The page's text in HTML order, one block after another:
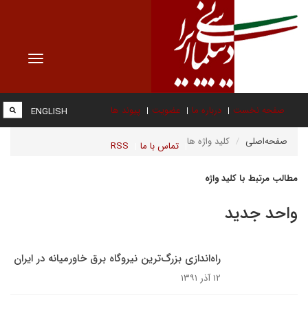
Toggle
صفحه نخست درباره ما عضویت پیوند ها
تماس با ما RSS
ENGLISH
صفحه‌اصلی کلید واژه ها
مطالب مرتبط با کلید واژه
واحد جدید
راه‌اندازی بزرگ‌ترین نیروگاه برق خاورمیانه در ایران
۱۲ آذر ۱۳۹۱